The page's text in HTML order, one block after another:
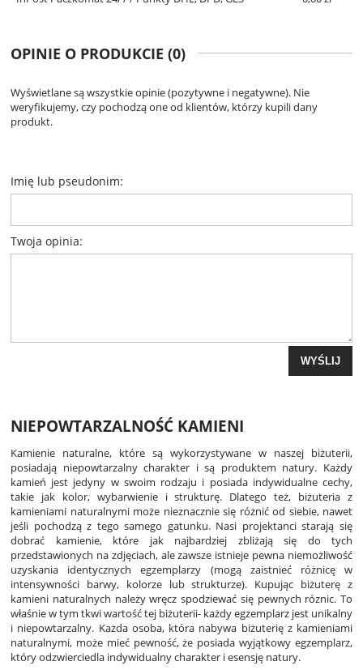
OPINIE O PRODUKCIE (0)
Wyświetlane są wszystkie opinie (pozytywne i negatywne). Nie
weryfikujemy, czy pochodzą one od klientów, którzy kupili dany
produkt.
Imię lub pseudonim:
Twoja opinia:
WYŚLIJ
NIEPOWTARZALNOŚĆ KAMIENI
Kamienie naturalne, które są wykorzystywane w naszej biżuterii,
posiadają niepowtarzalny charakter i są produktem natury. Każdy
kamień jest jedyny w swoim rodzaju i posiada indywidualne cechy,
takie jak kolor, wybarwienie i strukturę. Dlatego też, biżuteria z
kamieniami naturalnymi może nieznacznie się różnić od siebie, nawet
jeśli pochodzą z tego samego gatunku. Nasi projektanci starają się
dobrać kamienie, które jak najbardziej zbliżają się do tych
przedstawionych na zdjęciach, ale zawsze istnieje pewna niemożliwość
uzyskania identycznych egzemplarzy (mogą zaistnieć różnicę w
intensywności barwy, kolorze lub strukturze). Kupując biżuterę z
kamieni naturalnych należy wręcz spodziewać się pewnych róznic. To
właśnie w tym tkwi wartość tej biżuterii- każdy egzemplarz jest unikalny
i niepowtarzalny. Każda osoba, która nabywa biżuterię z kamieniami
naturalnymi, może mieć pewność, że posiada wyjątkowy egzemplarz,
który odzwierciedla indywidualny charakter i esensję natury.